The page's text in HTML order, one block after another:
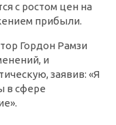
с ростом цен на
прибыли.
Гордон Рамзи
и
заявив: «Я
в сфере